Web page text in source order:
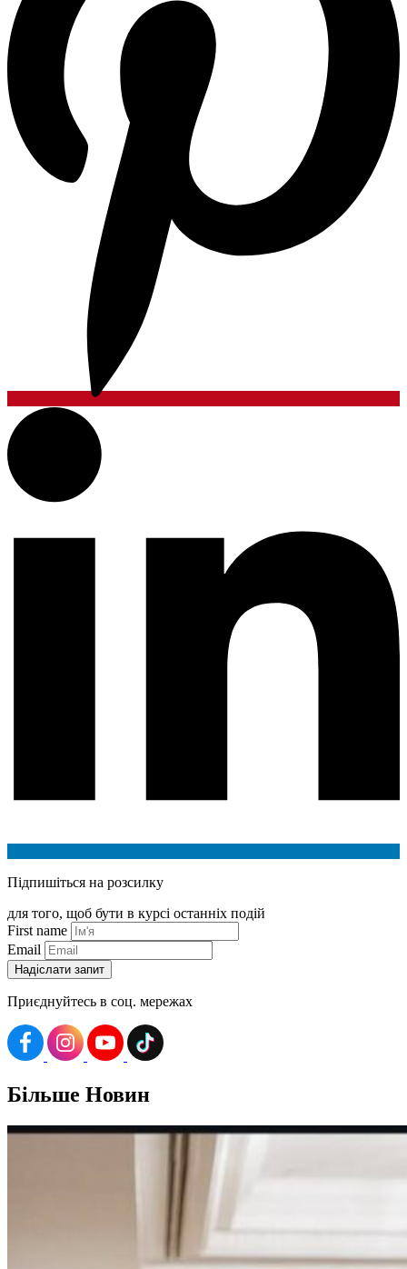
Підпишіться на розсилку
для того, щоб бути в курсі останніх подій
First name
Email
Приєднуйтесь в соц. мережах
Більше Новин